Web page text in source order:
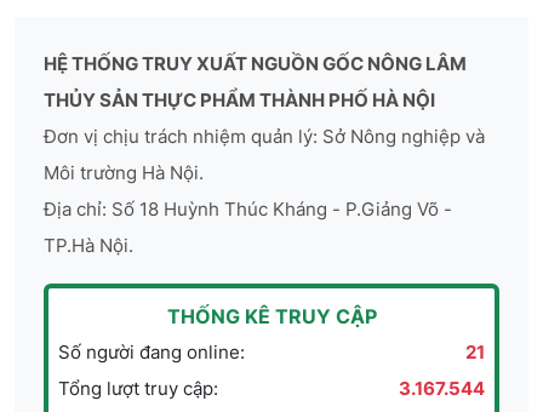
HỆ THỐNG TRUY XUẤT NGUỒN GỐC NÔNG LÂM
THỦY SẢN THỰC PHẨM THÀNH PHỐ HÀ NỘI
Đơn vị chịu trách nhiệm quản lý: Sở Nông nghiệp và
Môi trường Hà Nội.
Địa chỉ: Số 18 Huỳnh Thúc Kháng - P.Giảng Võ -
TP.Hà Nội.
THỐNG KÊ TRUY CẬP
Số người đang online:
21
Tổng lượt truy cập:
3.167.544